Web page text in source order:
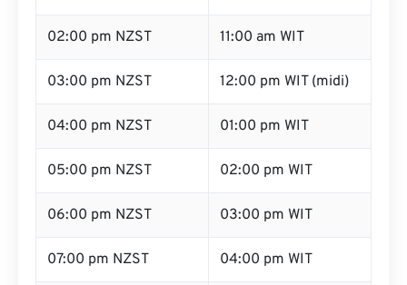
02:00 pm NZST 11:00 am WIT
03:00 pm NZST 12:00 pm WIT (midi)
04:00 pm NZST 01:00 pm WIT
05:00 pm NZST 02:00 pm WIT
06:00 pm NZST 03:00 pm WIT
07:00 pm NZST 04:00 pm WIT